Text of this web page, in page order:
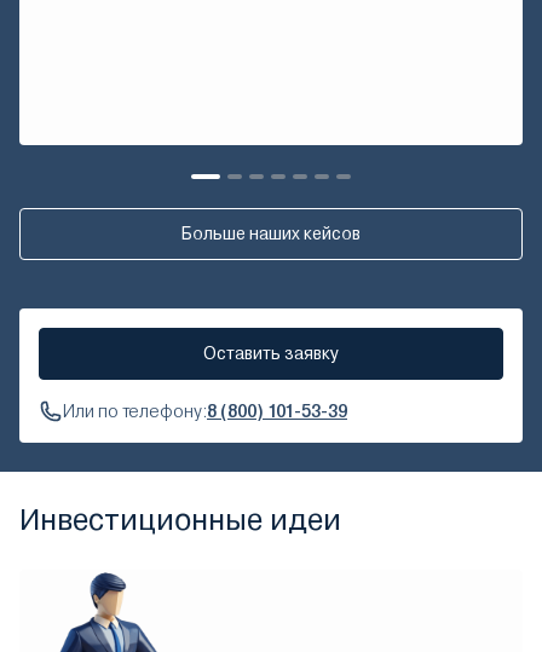
Больше наших кейсов
Оставить заявку
Или по телефону:8 (800) 101-53-39
Инвестиционные идеи